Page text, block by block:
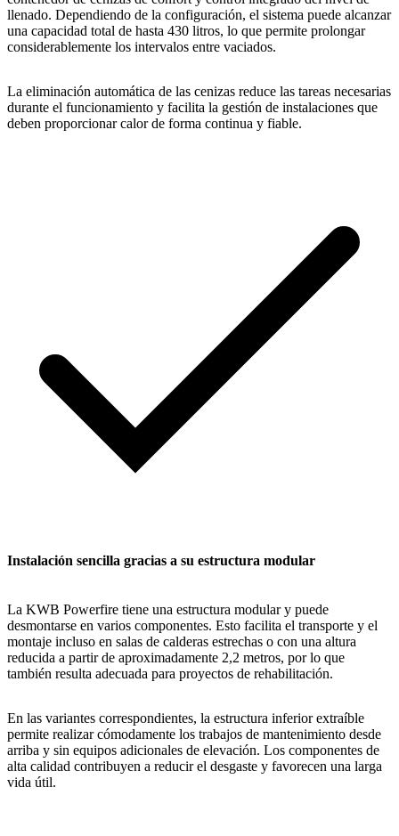
llenado. Dependiendo de la configuración, el sistema puede alcanzar
una capacidad total de hasta 430 litros, lo que permite prolongar
considerablemente los intervalos entre vaciados.
La eliminación automática de las cenizas reduce las tareas necesarias
durante el funcionamiento y facilita la gestión de instalaciones que
deben proporcionar calor de forma continua y fiable.
Instalación sencilla gracias a su estructura modular
La KWB Powerfire tiene una estructura modular y puede
desmontarse en varios componentes. Esto facilita el transporte y el
montaje incluso en salas de calderas estrechas o con una altura
reducida a partir de aproximadamente 2,2 metros, por lo que
también resulta adecuada para proyectos de rehabilitación.
En las variantes correspondientes, la estructura inferior extraíble
permite realizar cómodamente los trabajos de mantenimiento desde
arriba y sin equipos adicionales de elevación. Los componentes de
alta calidad contribuyen a reducir el desgaste y favorecen una larga
vida útil.